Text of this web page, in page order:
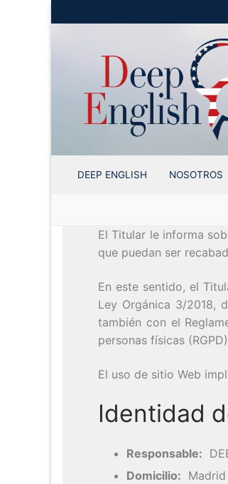
to
DEEP ENGLISH NOSOTROS
El Titular le informa
que puedan ser
En este sentido, el
Ley Orgánica 3/2018,
también con el
personas físicas
El uso de sitio Web
Identidad
Responsable:
Domicilio: Madrid